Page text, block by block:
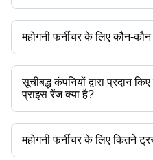
महोगनी फर्नीचर के लिए कौन-
उपलब्ध ब्रांड हैं -
सूचीबद्ध कंपनियों द्वारा प्रदान
प्राइस रेंज क्या है?
महोगनी फर्नीचर की प्राइस रेंज है -
कंपनी का नाम
महोगनी फर्नीचर के लिए कितने
महोगनी फर्नीचर के ट्रस्टेड सेलर्स हैं: